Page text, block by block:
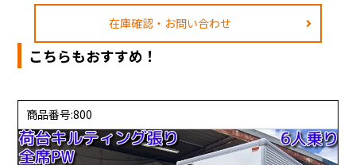
在庫確認・お問い合わせ
こちらもおすすめ！
商品番号:800